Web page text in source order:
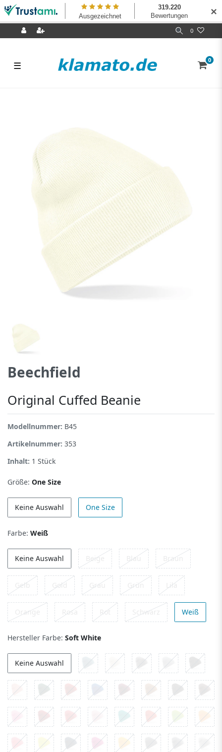
0
☰ 0
Beechfield
Original Cuffed Beanie
Modellnummer: B45
Artikelnummer: 353
Inhalt: 1 Stück
Größe: One Size
Keine Auswahl One Size
Farbe: Weiß
Keine Auswahl Beige Blau Braun
Gelb Gold Grau Grün Lila
Orange Rosa Rot Schwarz Weiß
Hersteller Farbe: Soft White
Keine Auswahl
✕